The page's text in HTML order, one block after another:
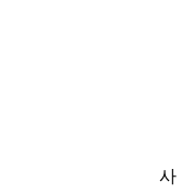
련 사